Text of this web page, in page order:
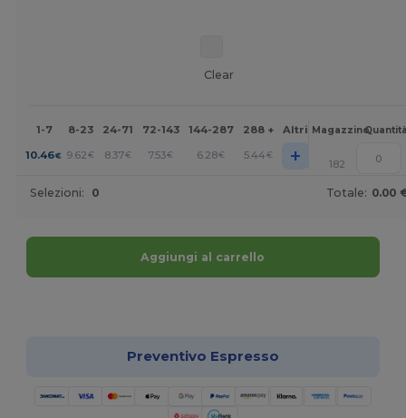
Clear
1-7 8-23 24-71 72-143 144-287 288 + Altri Magazzino
10.46€ 9.62 € 8.37€ 7.53€ 6.28€ 5.44€ + 182
Selezioni: 0 Totale: 0.00
Aggiungi al carrello
Preventivo Espresso